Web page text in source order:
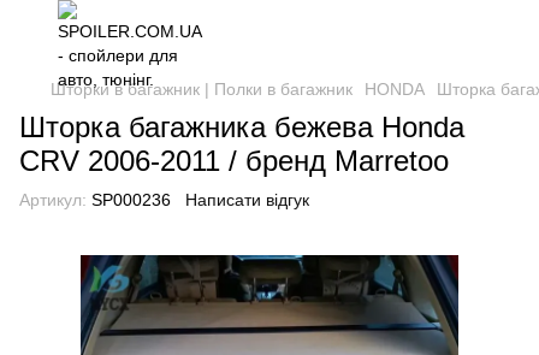
Шторки в багажник | Полки в багажник HONDA Шторка
Шторка багажника бежева Honda
CRV 2006-2011 / бренд Marretoo
Артикул: SP000236 Написати відгук